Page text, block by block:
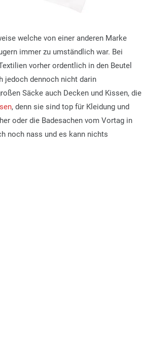
welche von einer anderen Marke
immer zu umständlich war. Bei
vorher ordentlich in den Beutel
jedoch dennoch nicht darin
Säcke auch Decken und Kissen, die
, denn sie sind top für Kleidung und
oder die Badesachen vom Vortag in
noch nass und es kann nichts